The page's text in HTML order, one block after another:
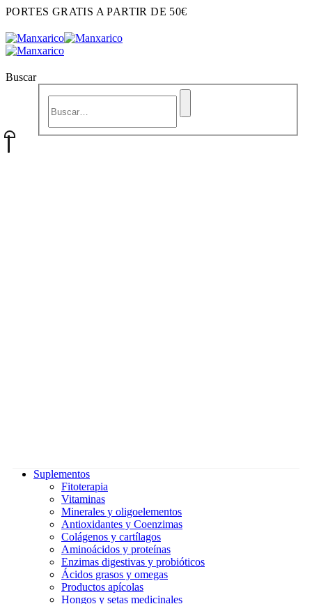
PORTES GRATIS A PARTIR DE 50€
Buscar
Suplementos
Fitoterapia
Vitaminas
Minerales y oligoelementos
Antioxidantes y Coenzimas
Colágenos y cartílagos
Aminoácidos y proteínas
Enzimas digestivas y probióticos
Ácidos grasos y omegas
Productos apícolas
Hongos y setas medicinales